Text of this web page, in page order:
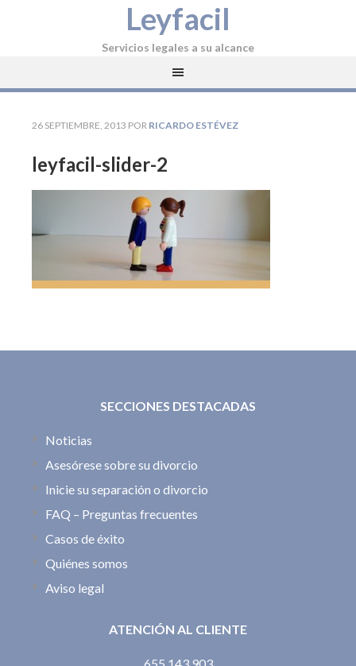
Leyfacil
Servicios legales a su alcance
26 SEPTIEMBRE, 2013 POR RICARDO ESTÉVEZ
leyfacil-slider-2
SECCIONES DESTACADAS
Noticias
Asesórese sobre su divorcio
Inicie su separación o divorcio
FAQ – Preguntas frecuentes
Casos de éxito
Quiénes somos
Aviso legal
ATENCIÓN AL CLIENTE